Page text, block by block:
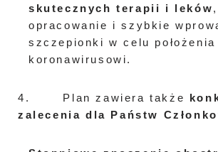
skutecznych terapii i leków
opracowanie i szybkie
szczepionki w celu
koronawirusowi.
4. Plan zawiera także
zalecenia dla Państw